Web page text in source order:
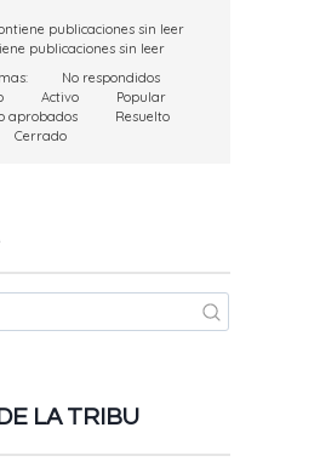
publicaciones sin leer
publicaciones sin leer
No respondidos
Activo
Popular
aprobados
Resuelto
Cerrado
LA TRIBU